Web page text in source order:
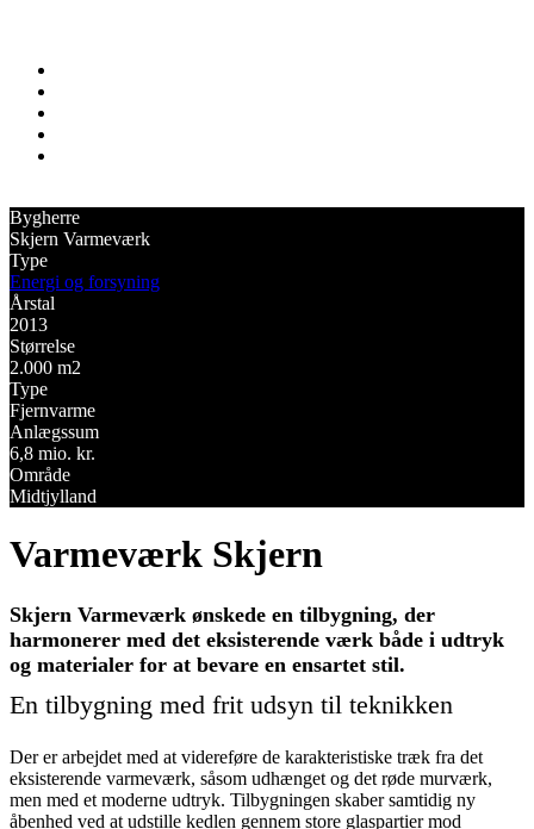
Bygherre
Skjern Varmeværk
Type
Energi og forsyning
Årstal
2013
Størrelse
2.000 m2
Type
Fjernvarme
Anlægssum
6,8 mio. kr.
Område
Midtjylland
Varmeværk Skjern
Skjern Varmeværk ønskede en tilbygning, der
harmonerer med det eksisterende værk både i udtryk
og materialer for at bevare en ensartet stil.
En tilbygning med frit udsyn til teknikken
Der er arbejdet med at videreføre de karakteristiske træk fra det
eksisterende varmeværk, såsom udhænget og det røde murværk,
men med et moderne udtryk. Tilbygningen skaber samtidig ny
åbenhed ved at udstille kedlen gennem store glaspartier mod